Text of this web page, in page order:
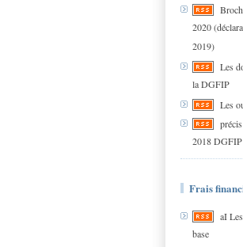
2020
2019)
Les
la DGFIP
Les
2018 DGFIP
Frais
aI
base